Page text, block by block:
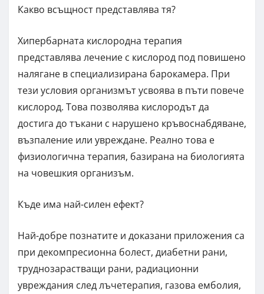
Какво всъщност представлява тя?
Хипербарната кислородна терапия
представлява лечение с кислород под повишено
налягане в специализирана барокамера. При
тези условия организмът усвоява в пъти повече
кислород. Това позволява кислородът да
достига до тъкани с нарушено кръвоснабдяване,
възпаление или увреждане. Реално това е
физиологична терапия, базирана на биологията
на човешкия организъм.
Къде има най-силен ефект?
Най-добре познатите и доказани приложения са
при декомпресионна болест, диабетни рани,
труднозарастващи рани, радиационни
увреждания след лъчетерапия, газова емболия,